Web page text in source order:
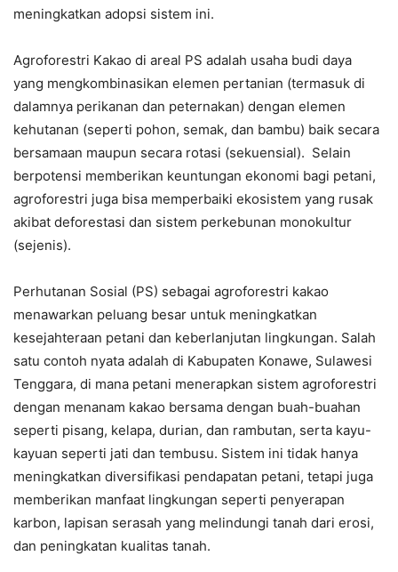
meningkatkan adopsi sistem ini.
Agroforestri Kakao di areal PS adalah usaha budi daya
yang mengkombinasikan elemen pertanian (termasuk di
dalamnya perikanan dan peternakan) dengan elemen
kehutanan (seperti pohon, semak, dan bambu) baik secara
bersamaan maupun secara rotasi (sekuensial). Selain
berpotensi memberikan keuntungan ekonomi bagi petani,
agroforestri juga bisa memperbaiki ekosistem yang rusak
akibat deforestasi dan sistem perkebunan monokultur
(sejenis).
Perhutanan Sosial (PS) sebagai agroforestri kakao
menawarkan peluang besar untuk meningkatkan
kesejahteraan petani dan keberlanjutan lingkungan. Salah
satu contoh nyata adalah di Kabupaten Konawe, Sulawesi
Tenggara, di mana petani menerapkan sistem agroforestri
dengan menanam kakao bersama dengan buah-buahan
seperti pisang, kelapa, durian, dan rambutan, serta kayu-
kayuan seperti jati dan tembusu. Sistem ini tidak hanya
meningkatkan diversifikasi pendapatan petani, tetapi juga
memberikan manfaat lingkungan seperti penyerapan
karbon, lapisan serasah yang melindungi tanah dari erosi,
dan peningkatan kualitas tanah.